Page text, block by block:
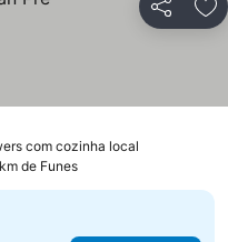
Partilhar
com cozinha local
de Funes